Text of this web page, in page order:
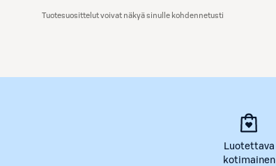
Tuotesuosittelut voivat näkyä sinulle kohdennetusti
Luotettava
kotimainen